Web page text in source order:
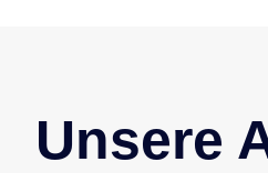
Unsere